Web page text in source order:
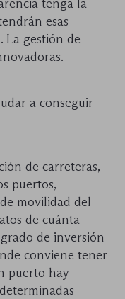
tenga la
esas
La gestión de
a conseguir
de carreteras,
puertos,
movilidad del
de cuánta
de inversión
conviene tener
puerto hay